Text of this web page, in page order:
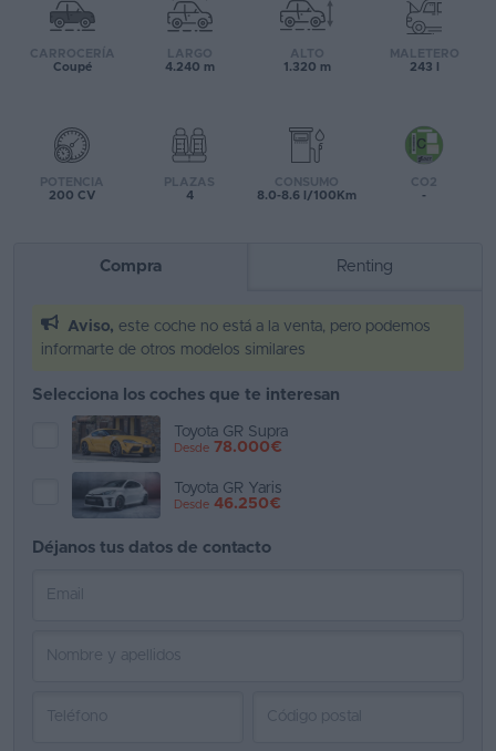
Ofertas
Asistente
Comparador
Vender
2026
CARROCERÍA
Coupé
LARGO
4.240 m
ALTO
1.320 m
MALETERO
243 l
POTENCIA
200 CV
PLAZAS
4
CONSUMO
8.0-8.6 l/100Km
CO2
-
Compra Renting
Aviso, este coche no está a la venta, pero podemos
informarte de otros modelos similares
Selecciona los coches que te interesan
Toyota GR Supra
Desde 78.000€
Toyota GR Yaris
Desde 46.250€
Déjanos tus datos de contacto